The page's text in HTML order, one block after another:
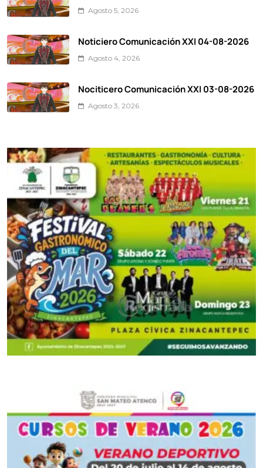
Agosto 5, 2026
Noticiero Comunicación XXI 04-08-2026
Agosto 4, 2026
Nociticero Comunicación XXI 03-08-2026
Agosto 3, 2026